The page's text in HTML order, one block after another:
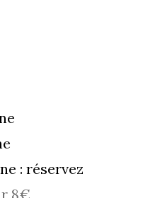
: réservez
8€